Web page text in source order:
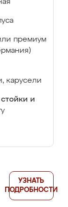
премиум
карусели
и
УЗНАТЬ
ПОДРОБНОСТИ